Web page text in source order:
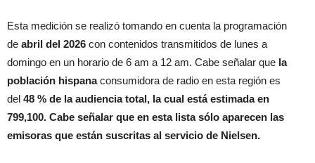
Esta medición se realizó tomando en cuenta la programación
de abril del 2026 con contenidos transmitidos de lunes a
domingo en un horario de 6 am a 12 am. Cabe señalar que la
población hispanaconsumidora de radio en esta región es
del 48 % de la audiencia total, la cual está estimada en
799,100. Cabe señalar que en esta lista sólo aparecen las
emisoras que están suscritas al servicio de Nielsen.